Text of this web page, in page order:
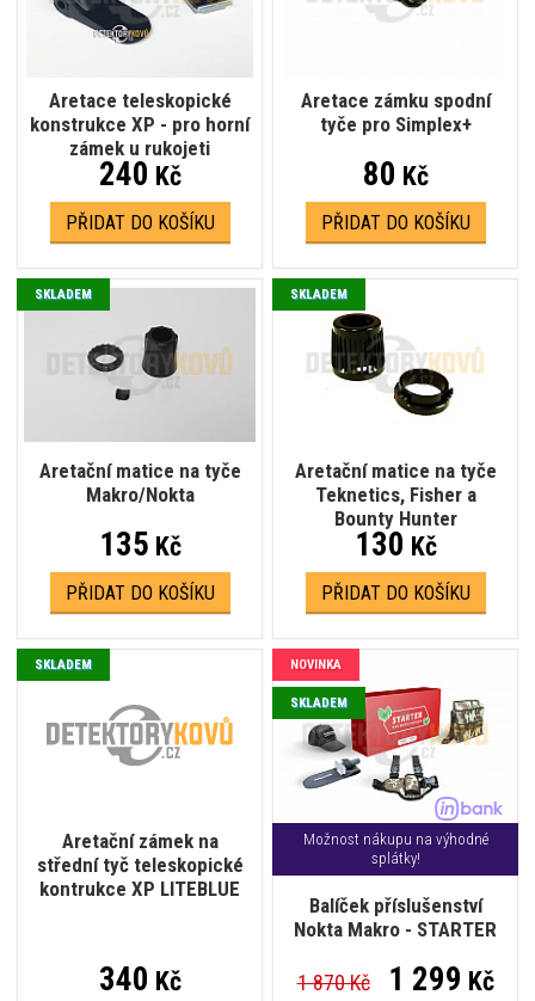
Aretace teleskopické
konstrukce XP - pro horní
zámek u rukojeti
240 Kč
PŘIDAT DO KOŠÍKU
Aretace zámku spodní
tyče pro Simplex+
80 Kč
PŘIDAT DO KOŠÍKU
Aretační matice na tyče
Makro/Nokta
SKLADEM
135 Kč
PŘIDAT DO KOŠÍKU
Aretační matice na tyče
Teknetics, Fisher a
Bounty Hunter
SKLADEM
130 Kč
PŘIDAT DO KOŠÍKU
Aretační zámek na
střední tyč teleskopické
kontrukce XP LITEBLUE
SKLADEM
340 Kč
Možnost nákupu na výhodné
splátky!
Balíček příslušenství
Nokta Makro - STARTER
NOVINKA
SKLADEM
1 870 Kč 1 299 Kč